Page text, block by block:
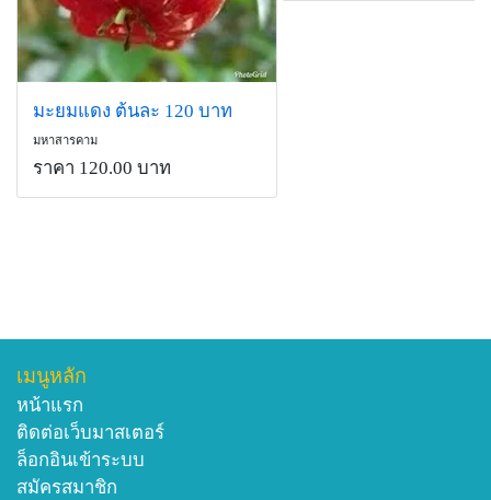
มะยมแดง ต้นละ 120 บาท
มหาสารคาม
ราคา 120.00 บาท
เมนูหลัก
หน้าแรก
ติดต่อเว็บมาสเตอร์
ล็อกอินเข้าระบบ
สมัครสมาชิก